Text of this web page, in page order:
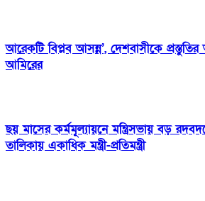
আরেকটি বিপ্লব আসন্ন’, দেশবাসীকে
আমিরের
ছয় মাসের কর্মমূল্যায়নে মন্ত্রিসভায় বড়
তালিকায় একাধিক মন্ত্রী-প্রতিমন্ত্রী